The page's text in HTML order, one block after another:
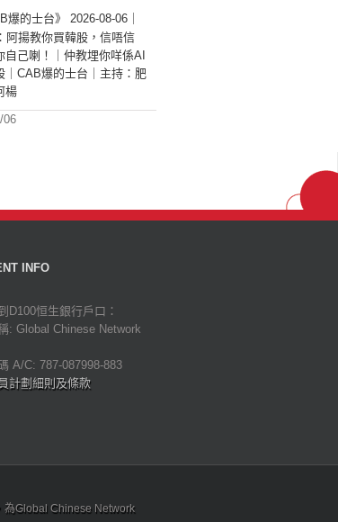
爆的士台》 2026-08-06｜
阿揚教你買韓股，信唔信
自己喇！｜仲教埋你咩係AI
｜CAB爆的士台｜主持：肥
楊
06
INFO
D100恒生銀行戶口：
: Global Chinese Network
A/C: 787-087998-883
計劃細則及條款
為Global Chinese Network